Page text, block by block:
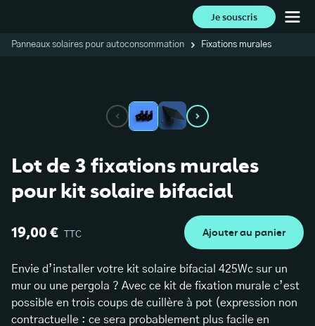
Je souscris
Panneaux solaires pour autoconsommation Fixations murales
Lot de 3 fixations murales
pour kit solaire bifacial
19,00 € TTC Ajouter au panier
Envie d’installer votre kit solaire bifacial 425Wc sur un
mur ou une pergola ? Avec ce kit de fixation murale c’est
possible en trois coups de cuillère à pot (expression non
contractuelle : ce sera probablement plus facile en